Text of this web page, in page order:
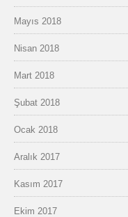
Mayıs 2018
Nisan 2018
Mart 2018
Şubat 2018
Ocak 2018
Aralık 2017
Kasım 2017
Ekim 2017